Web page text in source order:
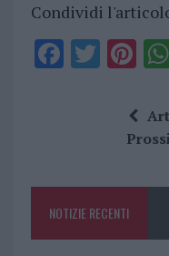
Condividi
F
o
k
T Pi
te
re
NOTIZIE RECENTI